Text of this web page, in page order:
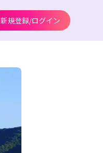
新規登録/ログイン